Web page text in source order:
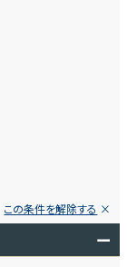
この条件を解除する
ー